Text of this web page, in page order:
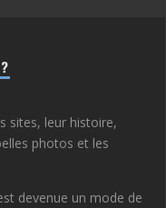
sites, leur histoire,
photos et les
devenue un mode de